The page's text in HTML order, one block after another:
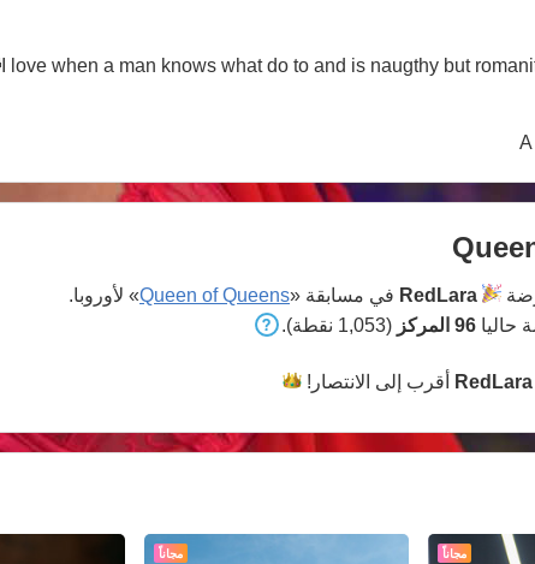
I love when a man knows what do to and is naugthy but
RedLara في مسابقة «Queen of Queens» لأوروبا.
حاليا 96 المركز (1,053 نقطة).
RedLara أقرب إلى الانتصار!
مجاناً مجاناً